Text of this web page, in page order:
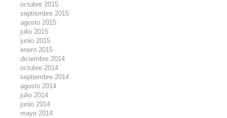
octubre 2015
septiembre 2015
agosto 2015
julio 2015
junio 2015
enero 2015
diciembre 2014
octubre 2014
septiembre 2014
agosto 2014
julio 2014
junio 2014
mayo 2014